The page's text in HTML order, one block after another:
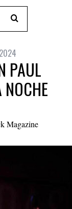
PAUL
Magazine